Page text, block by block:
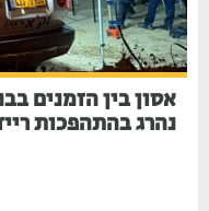
נהרג בהתהפכות